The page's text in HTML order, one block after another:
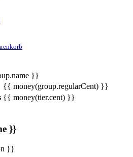
}}
{{ money(group.regularCent) }}
{{ money(tier.cent) }}
}}
}}